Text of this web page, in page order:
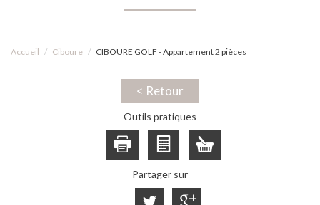
Accueil Ciboure CIBOURE GOLF - Appartement 2 pièces
< Retour
Outils pratiques
Partager sur